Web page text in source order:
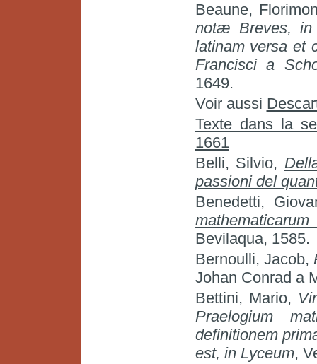
Beaune,
notæ Breves, in
latinam versa et
Francisci a
1649.
Voir aussi
Texte dans la
1661
Belli, Silvio,
passioni del
Benedetti,
Bevilaqua, 1585.
Bernoulli, Jacob,
Johan Conrad a
Bettini, Mario,
Praelogium
definitionem
est, in Lyceum,